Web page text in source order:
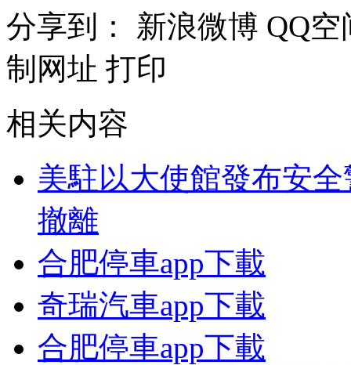
分享到：
新浪微博 QQ空
制网址 打印
相关内容
美駐以大使館發布安
撤離
合肥停車app下載
奇瑞汽車app下載
合肥停車app下載